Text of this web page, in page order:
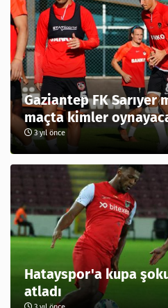
Gaziantep FK Sarıyer
maçta kimler
3 yıl önce
Hatayspor'a kupa
atladı